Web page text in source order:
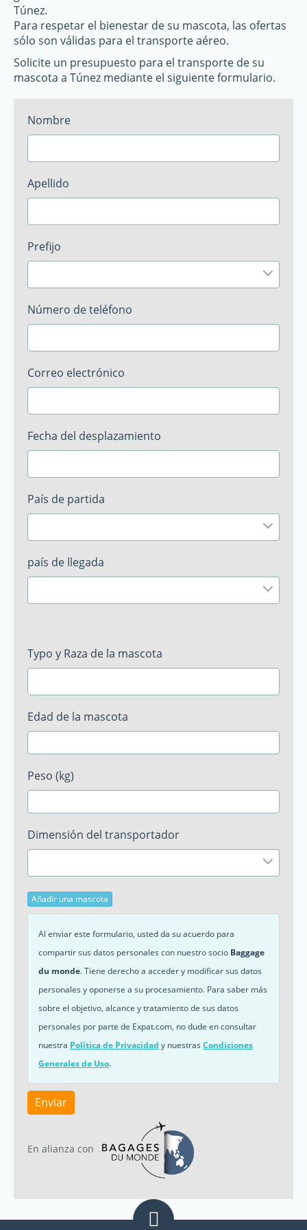
Túnez.
Para respetar el bienestar de su mascota, las ofertas
sólo son válidas para el transporte aéreo.
Solicite un presupuesto para el transporte de su
mascota a Túnez mediante el siguiente formulario.
Nombre
Apellido
Prefijo
Número de teléfono
Correo electrónico
Fecha del desplazamiento
País de partida
país de llegada
Typo y Raza de la mascota
Edad de la mascota
Peso (kg)
Dimensión del transportador
Añadir una mascota
Al enviar este formulario, usted da su acuerdo para
compartir sus datos personales con nuestro socio Baggage
du monde. Tiene derecho a acceder y modificar sus datos
personales y oponerse a su procesamiento. Para saber más
sobre el objetivo, alcance y tratamiento de sus datos
personales por parte de Expat.com, no dude en consultar
nuestra Política de Privacidad y nuestras Condiciones
Generales de Uso.
Enviar
En alianza con